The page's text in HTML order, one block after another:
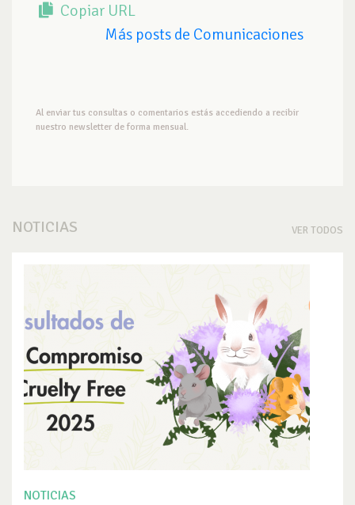
Copiar URL
Más posts de Comunicaciones
Al enviar tus consultas o comentarios estás accediendo a recibir
nuestro newsletter de forma mensual.
NOTICIAS VER TODOS
NOTICIAS